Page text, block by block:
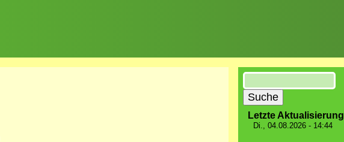
Suche
Letzte Aktualisierung
Di., 04.08.2026 - 14:44